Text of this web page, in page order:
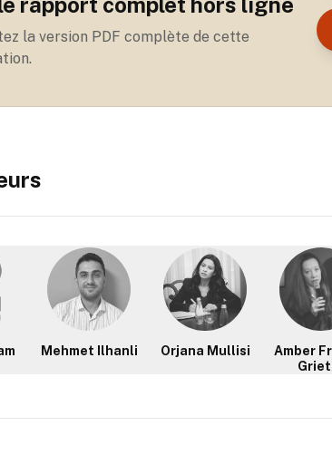
la version PDF complète de cette
Mehmet Ilhanli Orjana Mullisi
Amber